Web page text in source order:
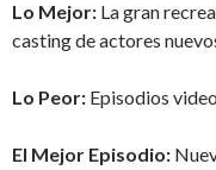
Lo Mejor: La gran
casting de actores
Lo Peor: Episodios
El Mejor Episodio: